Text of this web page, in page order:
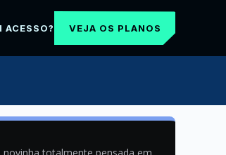
ACESSO? VEJA OS PLANOS